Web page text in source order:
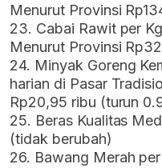
Menurut Provinsi
23. Cabai Rawit per
Menurut Provinsi
24. Minyak Goreng
harian di Pasar
Rp20,95 ribu (turun
25. Beras Kualitas
(tidak berubah)
26. Bawang Merah